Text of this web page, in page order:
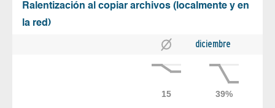
Ralentización al copiar archivos (localmente y en
la red)
diciembre